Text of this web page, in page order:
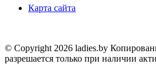
Карта сайта
© Copyright 2026 ladies.by
разрешается только при наличии